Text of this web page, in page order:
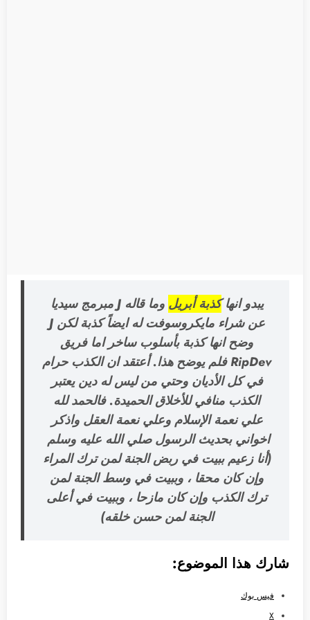
يبدو انهاكذبة أبريل
وما قاله J مبرمج سيديا
عن شراء مايكروسوفت له ايضاً كذبة لكن J
وضح انها كذبة بأسلوب ساخر اما فريق
RipDev فلم يوضح هذا. أعتقد ان الكذب حرام
في كل الأديان وحتي من ليس له دين يعتبر
الكذب منافي للأخلاق الحميدة. فالحمد لله
علي نعمة الإسلام وعلي نعمة العقل واذكر
اخواني بحديث الرسول صلي الله عليه وسلم
(أنا زعيم ببيت في ربض الجنة لمن ترك المراء
وإن كان محقا ، وببيت في وسط الجنة لمن
ترك الكذب وإن كان مازحا ، وببيت في أعلى
الجنة لمن حسن خلقه)
شارك هذا الموضوع:
فيس بوك
X